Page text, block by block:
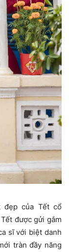
đẹp của Tết cổ
được gửi gắm
sĩ với biệt danh
tràn đầy năng